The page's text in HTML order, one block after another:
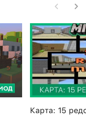
Карта: 15